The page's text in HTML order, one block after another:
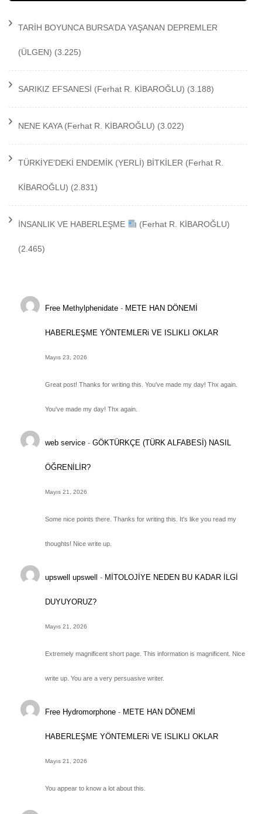
TARİH BOYUNCA BURSA’DA YAŞANAN DEPREMLER
(ÜLGEN) (3.225)
SARIKIZ EFSANESİ (Ferhat R. KİBAROĞLU) (3.188)
NENE KAYA (Ferhat R. KİBAROĞLU) (3.022)
TÜRKİYE’DEKİ ENDEMİK (YERLİ) BİTKİLER (Ferhat R.
KİBAROĞLU) (2.831)
İNSANLIK VE HABERLEŞME (Ferhat R. KİBAROĞLU)
(2.465)
Free Methylphenidate - METE HAN DÖNEMİ
HABERLEŞME YÖNTEMLERi VE ISLIKLI OKLAR
Mayıs 23, 2026
Great post! Thanks for writing this. You've made my day! Thx again.
You've made my day! Thx again.
web service -GÖKTÜRKÇE (TÜRK ALFABESİ) NASIL
ÖĞRENİLİR?
Mayıs 21, 2026
Some nice points there. Thanks for writing this. It's like you read my
thoughts! Nice write up.
upswell upswell - MİTOLOJİYE NEDEN BU KADAR İLGİ
DUYUYORUZ?
Mayıs 21, 2026
Extremely magnificent short page. This information is magnificent. Nice
write up. You are a very persuasive writer.
Free Hydromorphone - METE HAN DÖNEMİ
HABERLEŞME YÖNTEMLERi VE ISLIKLI OKLAR
Mayıs 21, 2026
You appear to know a lot about this.